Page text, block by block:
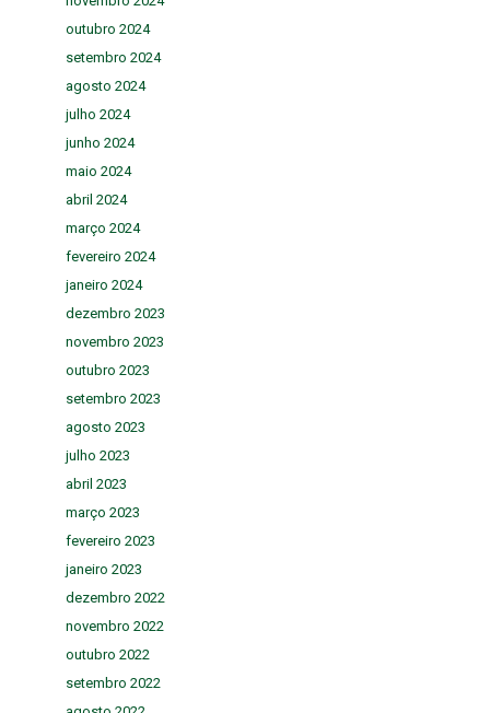
outubro 2024
setembro 2024
agosto 2024
julho 2024
junho 2024
maio 2024
abril 2024
março 2024
fevereiro 2024
janeiro 2024
dezembro 2023
novembro 2023
outubro 2023
setembro 2023
agosto 2023
julho 2023
abril 2023
março 2023
fevereiro 2023
janeiro 2023
dezembro 2022
novembro 2022
outubro 2022
setembro 2022